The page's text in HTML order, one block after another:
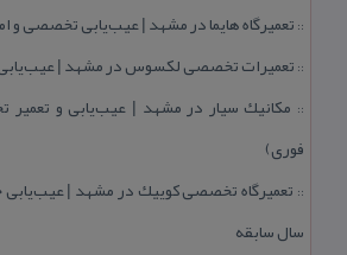
:: تعمیرگاه هایما در مشهد | عیب‌یابی تخصصی و
:: تعمیرات تخصصی لكسوس در مشهد | عیب‌یابی
:: مكانیك سیار در مشهد | عیب‌یابی و
فوری)
::
سال سابقه